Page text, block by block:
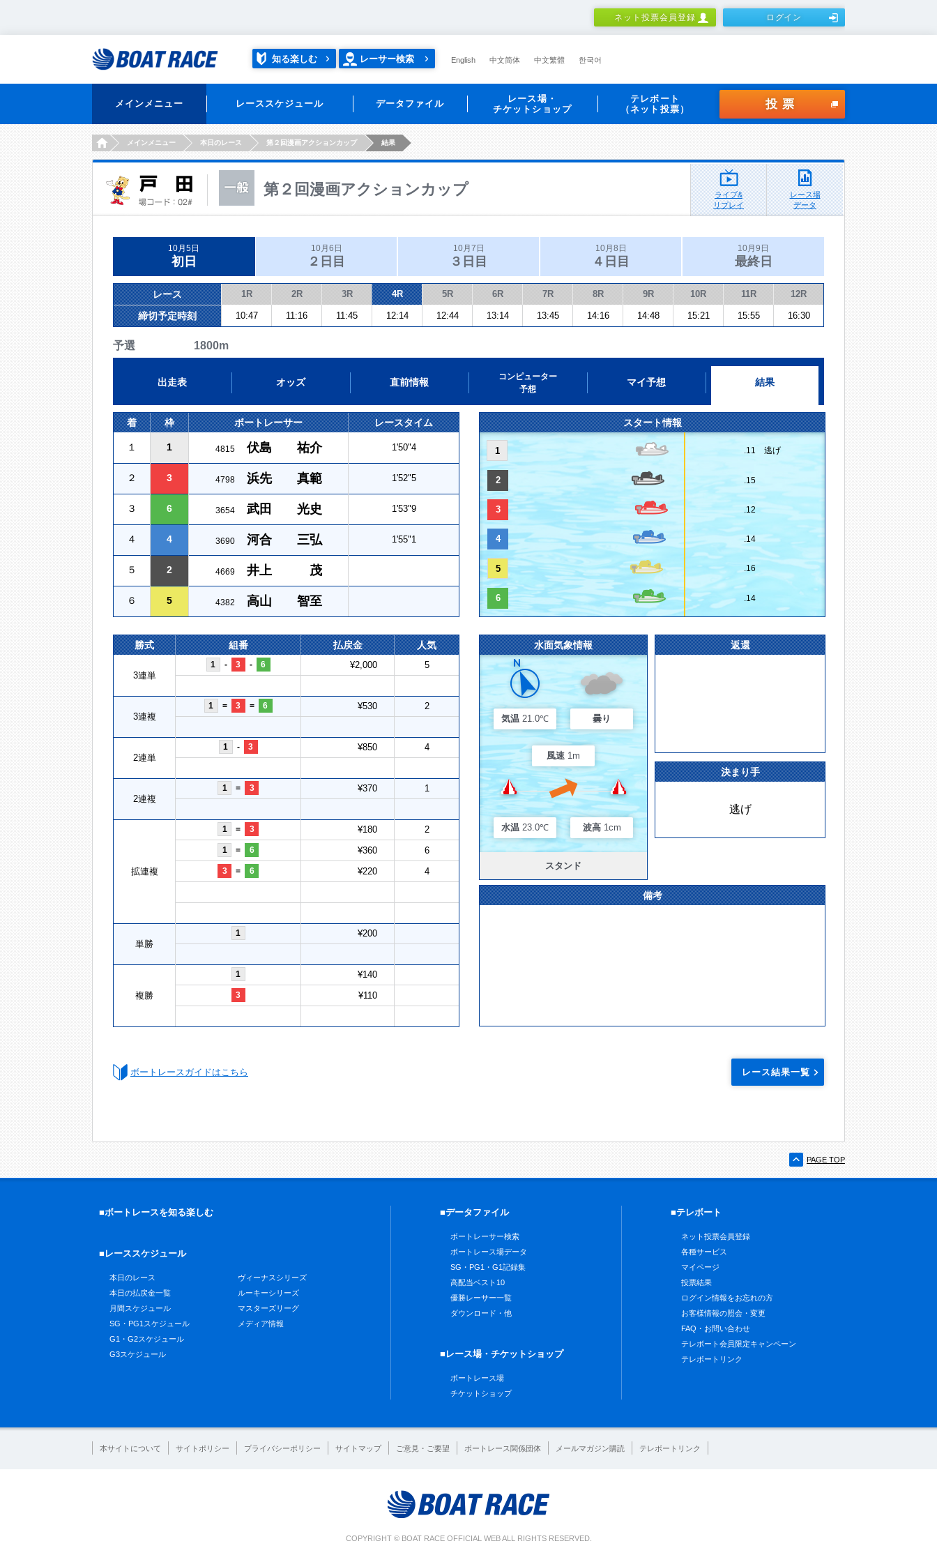
ネット投票会員登録 ログイン
知る楽しむ レーサー検索 English 中文简体 中文繁體 한국어
メインメニュー レーススケジュール データファイル
レース場・
チケットショップ
テレボート
（ネット投票）
投票
HOMEメインメニュー 本日のレース 第２回漫画アクションカップ 結果
第２回漫画アクションカップ
ライブ&
リプレイ
レース場
データ
10月5日
初日
10月6日
２日目
10月7日
３日目
10月8日
４日目
10月9日
最終日
レース 1R 2R 3R 4R 5R 6R 7R 8R 9R 10R 11R 12R
締切予定時刻 10:47 11:16 11:45 12:14 12:44 13:14 13:45 14:16 14:48 15:21 15:55 16:30
予選 1800m
出走表 オッズ 直前情報
コンピューター
予想
マイ予想 結果
着 枠 ボートレーサー レースタイム
１ 1 4815 伏島 祐介 1'50"4
２ 3 4798 浜先 真範 1'52"5
３ 6 3654 武田 光史 1'53"9
４ 4 3690 河合 三弘 1'55"1
５ 2 4669 井上 茂
６ 5 4382 高山 智至
スタート情報
1 .11 逃げ
2 .15
3 .12
4 .14
5 .16
6 .14
勝式 組番 払戻金 人気
3連単
1 - 3 - 6 ¥2,000 5
3連複
1 = 3 = 6 ¥530 2
2連単
1 - 3 ¥850 4
2連複
1 = 3 ¥370 1
拡連複
1 = 3 ¥180 2
1 = 6 ¥360 6
3 = 6 ¥220 4
単勝
1 ¥200
複勝
1 ¥140
3 ¥110
水面気象情報
気温 21.0℃ 曇り
風速 1m
水温 23.0℃ 波高 1cm
スタンド
返還
決まり手
逃げ
備考
ボートレースガイドはこちら レース結果一覧
PAGE TOP
■ボートレースを知る楽しむ
■レーススケジュール
本日のレース
本日の払戻金一覧
月間スケジュール
SG・PG1スケジュール
G1・G2スケジュール
G3スケジュール
ヴィーナスシリーズ
ルーキーシリーズ
マスターズリーグ
メディア情報
■データファイル
ボートレーサー検索
ボートレース場データ
SG・PG1・G1記録集
高配当ベスト10
優勝レーサー一覧
ダウンロード・他
■レース場・チケットショップ
ボートレース場
チケットショップ
■テレボート
ネット投票会員登録
各種サービス
マイページ
投票結果
ログイン情報をお忘れの方
お客様情報の照会・変更
FAQ・お問い合わせ
テレボート会員限定キャンペーン
テレボートリンク
本サイトについて サイトポリシー プライバシーポリシー サイトマップ ご意見・ご要望 ボートレース関係団体 メールマガジン購読 テレボートリンク
COPYRIGHT © BOAT RACE OFFICIAL WEB ALL RIGHTS RESERVED.